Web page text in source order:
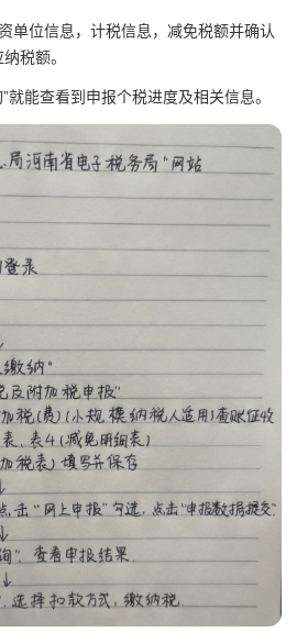
单位信息，计税信息，减免税额并确认
税额。
就能查看到申报个税进度及相关信息。